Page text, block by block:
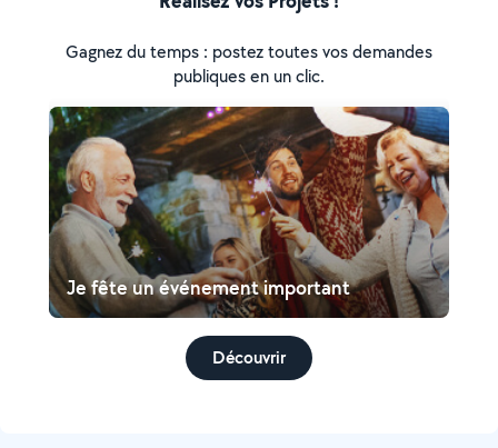
Gagnez du temps : postez toutes vos demandes
publiques en un clic.
Je fête un événement important
Découvrir